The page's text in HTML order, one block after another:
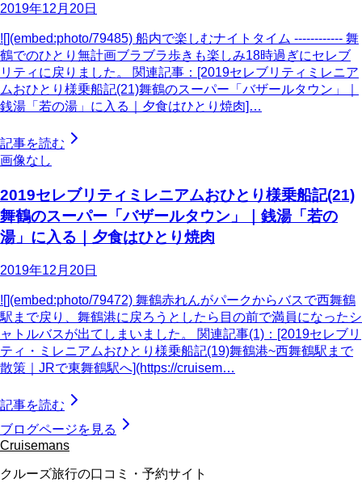
2019年12月20日
![](embed:photo/79485) 船内で楽しむナイトタイム ------------ 舞
鶴でのひとり無計画ブラブラ歩きも楽しみ18時過ぎにセレブ
リティに戻りました。 関連記事：[2019セレブリティミレニア
ムおひとり様乗船記(21)舞鶴のスーパー「バザールタウン」｜
銭湯「若の湯」に入る｜夕食はひとり焼肉]…
記事を読む
画像なし
2019セレブリティミレニアムおひとり様乗船記(21)
舞鶴のスーパー「バザールタウン」｜銭湯「若の
湯」に入る｜夕食はひとり焼肉
2019年12月20日
![](embed:photo/79472) 舞鶴赤れんがパークからバスで西舞鶴
駅まで戻り、舞鶴港に戻ろうとしたら目の前で満員になったシ
ャトルバスが出てしまいました。 関連記事(1)：[2019セレブリ
ティ・ミレニアムおひとり様乗船記(19)舞鶴港~西舞鶴駅まで
散策｜JRで東舞鶴駅へ](https://cruisem…
記事を読む
ブログページを見る
Cruisemans
クルーズ旅行の口コミ・予約サイト